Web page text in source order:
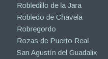
Robledillo de la Jara
Robledo de Chavela
Robregordo
Rozas de Puerto Real
San Agustín del Guadalix